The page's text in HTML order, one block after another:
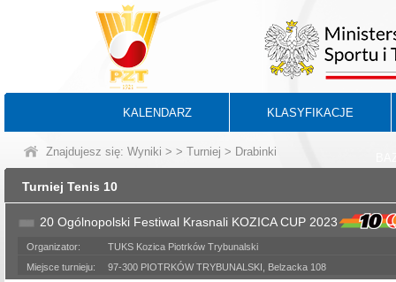
KALENDARZ KLASYFIKACJE
Znajdujesz się: Wyniki > > Turniej > Drabinki
Turniej Tenis 10
20 Ogólnopolski Festiwal Krasnali KOZICA CUP 2023
Organizator:
TUKS Kozica Piotrków Trybunalski
Miejsce turnieju:
97-300 PIOTRKÓW TRYBUNALSKI, Belzacka 108